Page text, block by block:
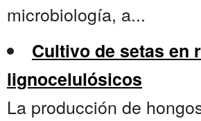
microbiología, a...
Cultivo de setas en
lignocelulósicos
La producción de